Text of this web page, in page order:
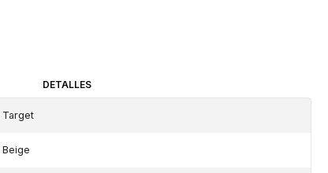
DETALLES
Target
Beige